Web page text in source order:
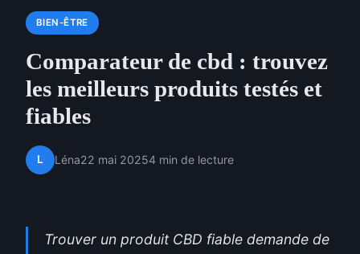
BIEN-ÊTRE
Comparateur de cbd : trouvez
les meilleurs produits testés et
fiables
L Léna22 mai 20254 min de lecture
Trouver un produit CBD fiable demande de